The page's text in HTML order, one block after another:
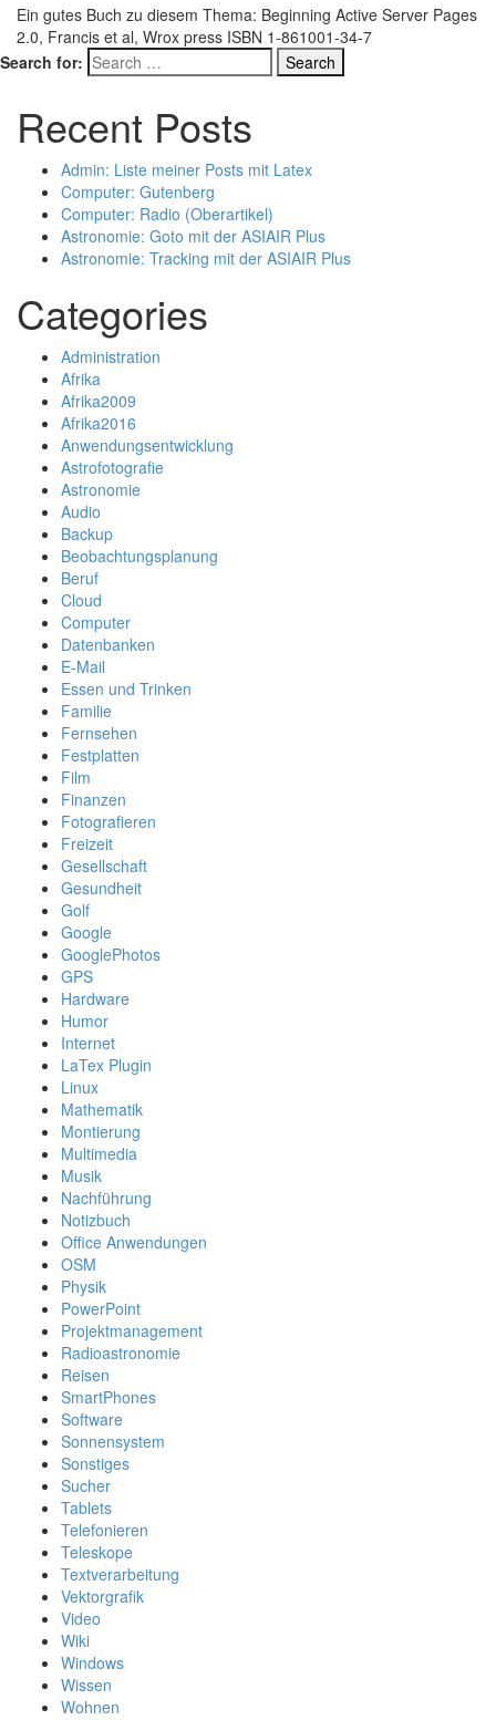
Ein gutes Buch zu diesem Thema: Beginning Active Server Pages
2.0, Francis et al, Wrox press ISBN 1-861001-34-7
Search for:
Recent Posts
Admin: Liste meiner Posts mit Latex
Computer: Gutenberg
Computer: Radio (Oberartikel)
Astronomie: Goto mit der ASIAIR Plus
Astronomie: Tracking mit der ASIAIR Plus
Categories
Administration
Afrika
Afrika2009
Afrika2016
Anwendungsentwicklung
Astrofotografie
Astronomie
Audio
Backup
Beobachtungsplanung
Beruf
Cloud
Computer
Datenbanken
E-Mail
Essen und Trinken
Familie
Fernsehen
Festplatten
Film
Finanzen
Fotografieren
Freizeit
Gesellschaft
Gesundheit
Golf
Google
GooglePhotos
GPS
Hardware
Humor
Internet
LaTex Plugin
Linux
Mathematik
Montierung
Multimedia
Musik
Nachführung
Notizbuch
Office Anwendungen
OSM
Physik
PowerPoint
Projektmanagement
Radioastronomie
Reisen
SmartPhones
Software
Sonnensystem
Sonstiges
Sucher
Tablets
Telefonieren
Teleskope
Textverarbeitung
Vektorgrafik
Video
Wiki
Windows
Wissen
Wohnen